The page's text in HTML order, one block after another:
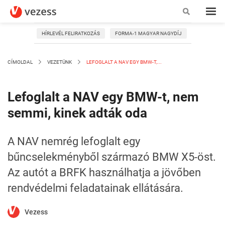
HÍRLEVÉL FELIRATKOZÁS FORMA-1 MAGYAR NAGYDÍJ
CÍMOLDAL VEZETÜNK LEFOGLALT A NAV EGY BMW-T,...
Lefoglalt a NAV egy BMW-t, nem
semmi, kinek adták oda
A NAV nemrég lefoglalt egy
bűncselekményből származó BMW X5-öst.
Az autót a BRFK használhatja a jövőben
rendvédelmi feladatainak ellátására.
Vezess